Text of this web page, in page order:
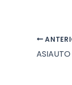
ASIAUTO